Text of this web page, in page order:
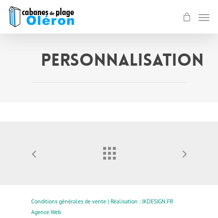
main
content
Personnalisation
Conditions générales de vente | Réalisation :JKDESIGN.FR
Agence Web